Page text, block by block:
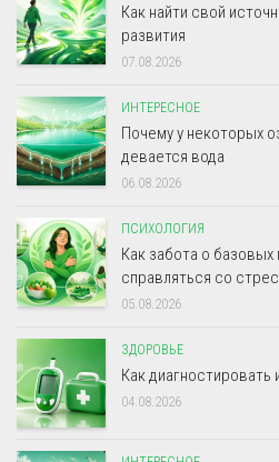
Как найти свой
развития
07.08.2026
ИНТЕРЕСНОЕ
Почему у некоторых
девается вода
06.08.2026
ПСИХОЛОГИЯ
Как забота о
справляться со
05.08.2026
ЗДОРОВЬЕ
Как диагностировать
04.08.2026